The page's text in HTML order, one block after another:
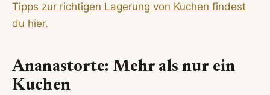
Tipps zur richtigen Lagerung von Kuchen findest
du hier.
Ananastorte: Mehr als nur ein
Kuchen